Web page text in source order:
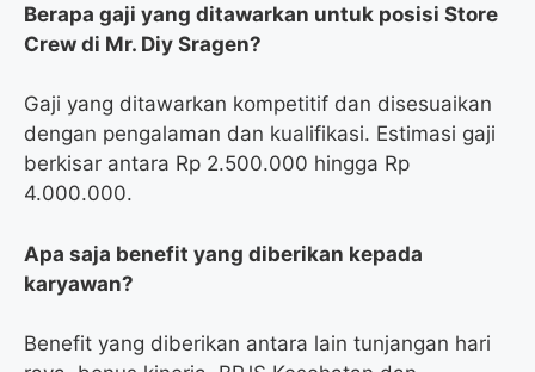
Berapa gaji yang ditawarkan untuk posisi Store
Crew di Mr. Diy Sragen?
Gaji yang ditawarkan kompetitif dan disesuaikan
dengan pengalaman dan kualifikasi. Estimasi gaji
berkisar antara Rp 2.500.000 hingga Rp
4.000.000.
Apa saja benefit yang diberikan kepada
karyawan?
Benefit yang diberikan antara lain tunjangan hari